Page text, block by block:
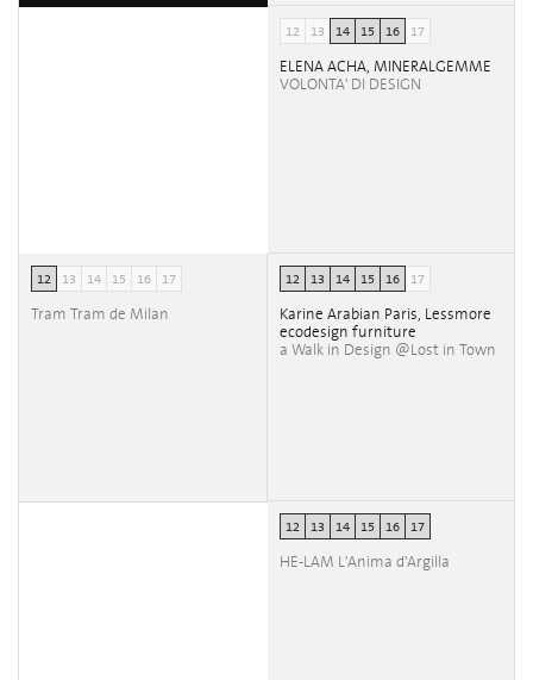
12 13 14 15 16 17
ELENA ACHA, MINERALGEMME
VOLONTA' DI DESIGN
12 13 14 15 16 17
Tram Tram de Milan
12 13 14 15 16 17
Karine Arabian Paris, Lessmore
ecodesign furniture
a Walk in Design @Lost in Town
12 13 14 15 16 17
HE-LAM L'Anima d'Argilla